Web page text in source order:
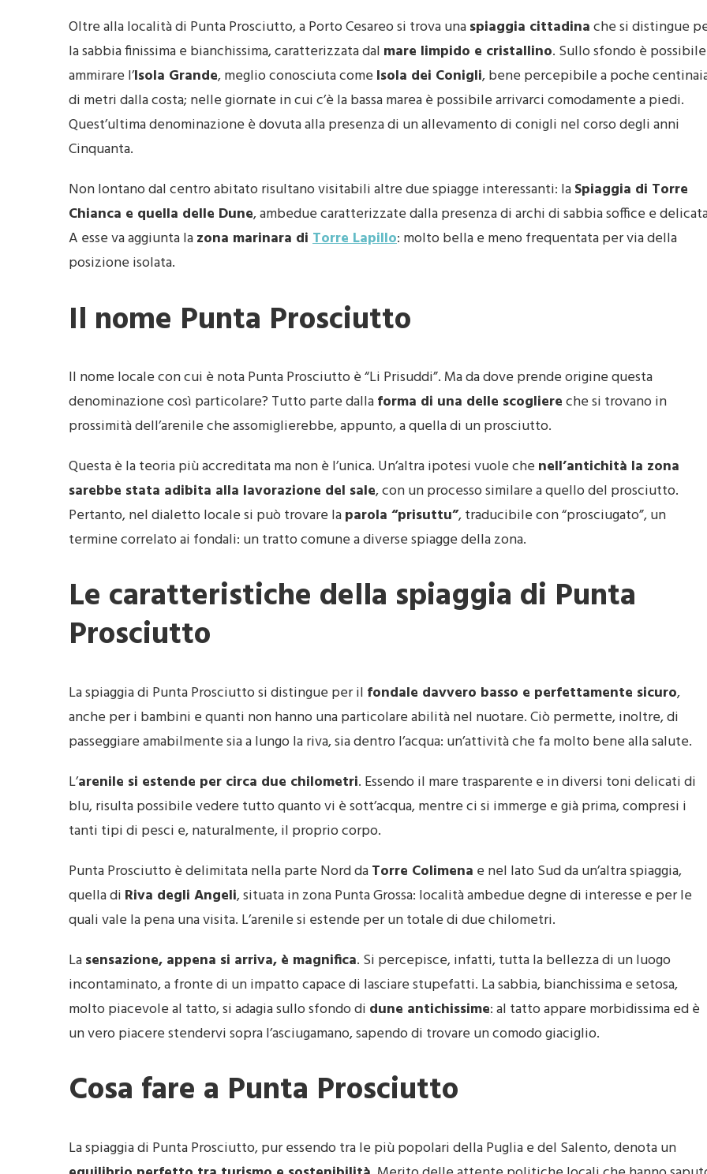
Oltre alla località di Punta Prosciutto, a Porto Cesareo si trova unaspiaggia cittadinache si distingue
la sabbia finissima e bianchissima, caratterizzata dal mare limpido e cristallino. Sullo sfondo è possibile
ammirare l’Isola Grande, meglio conosciuta come Isola dei Conigli, bene percepibile a poche
di metri dalla costa; nelle giornate in cui c’è la bassa marea è possibile arrivarci comodamente a piedi.
Quest’ultima denominazione è dovuta alla presenza di un allevamento di conigli nel corso degli anni
Cinquanta.
Non lontano dal centro abitato risultano visitabili altre due spiagge interessanti: laSpiaggia di Torre
Chianca e quella delle Dune, ambedue caratterizzate dalla presenza di archi di sabbia soffice e
A esse va aggiunta lazona marinara di Torre Lapillo: molto bella e meno frequentata per via della
posizione isolata.
Il nome Punta Prosciutto
Il nome locale con cui è nota Punta Prosciutto è “Li Prisuddi”. Ma da dove prende origine questa
denominazione così particolare? Tutto parte dallaforma di una delle scogliereche si trovano in
prossimità dell’arenile che assomiglierebbe, appunto, a quella di un prosciutto.
Questa è la teoria più accreditata ma non è l’unica. Un’altra ipotesi vuole che nell’antichità la zona
sarebbe stata adibita alla lavorazione del sale, con un processo similare a quello del prosciutto.
Pertanto, nel dialetto locale si può trovare laparola “prisuttu”, traducibile con “prosciugato”, un
termine correlato ai fondali: un tratto comune a diverse spiagge della zona.
Le caratteristiche della spiaggia di Punta
Prosciutto
La spiaggia di Punta Prosciutto si distingue per il fondale davvero basso e perfettamente sicuro,
anche per i bambini e quanti non hanno una particolare abilità nel nuotare. Ciò permette, inoltre, di
passeggiare amabilmente sia a lungo la riva, sia dentro l’acqua: un’attività che fa molto bene alla salute.
L’arenile si estende per circa due chilometri. Essendo il mare trasparente e in diversi toni delicati di
blu, risulta possibile vedere tutto quanto vi è sott’acqua, mentre ci si immerge e già prima, compresi i
tanti tipi di pesci e, naturalmente, il proprio corpo.
Punta Prosciutto è delimitata nella parte Nord daTorre Colimena e nel lato Sud da un’altra spiaggia,
quella di Riva degli Angeli, situata in zona Punta Grossa: località ambedue degne di interesse e per le
quali vale la pena una visita. L’arenile si estende per un totale di due chilometri.
Lasensazione, appena si arriva, è magnifica. Si percepisce, infatti, tutta la bellezza di un luogo
incontaminato, a fronte di un impatto capace di lasciare stupefatti. La sabbia, bianchissima e setosa,
molto piacevole al tatto, si adagia sullo sfondo di dune antichissime: al tatto appare morbidissima ed è
un vero piacere stendervi sopra l’asciugamano, sapendo di trovare un comodo giaciglio.
Cosa fare a Punta Prosciutto
La spiaggia di Punta Prosciutto, pur essendo tra le più popolari della Puglia e del Salento, denota un